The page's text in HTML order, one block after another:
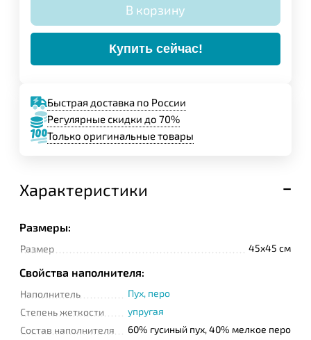
В корзину
Купить сейчас!
Быстрая доставка по России
Регулярные скидки до 70%
Только оригинальные товары
Характеристики
Размеры:
Размер 45x45 см
Свойства наполнителя:
Наполнитель
Пух, перо
Степень жеткости
упругая
Состав наполнителя
60% гусиный пух, 40% мелкое перо
мы обязательно
ответим!
Телефон